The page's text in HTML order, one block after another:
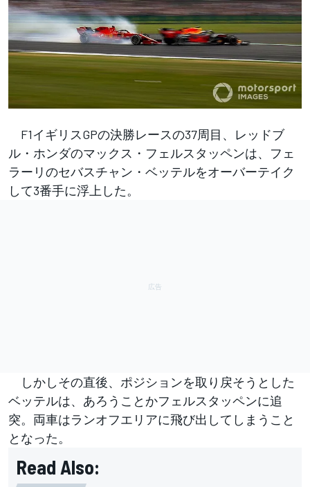
F1イギリスGPの決勝レースの37周目、レッドブ
ル・ホンダのマックス・フェルスタッペンは、フェ
ラーリのセバスチャン・ベッテルをオーバーテイク
して3番手に浮上した。
しかしその直後、ポジションを取り戻そうとした
ベッテルは、あろうことかフェルスタッペンに追
突。両車はランオフエリアに飛び出してしまうこと
となった。
Read Also: